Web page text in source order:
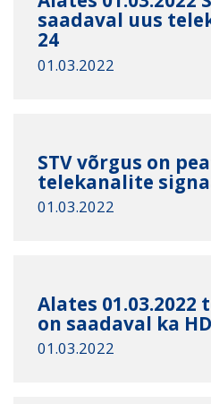
saadaval uus
24
01.03.2022
STV võrgus on
telekanalite
01.03.2022
Alates 01.03.2022
on saadaval ka
01.03.2022